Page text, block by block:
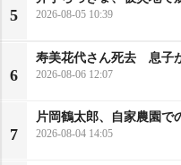
5 2026-08-05 10:39
6
寿美花代さん死去 息子
2026-08-06 12:07
7
片岡鶴太郎、自家農園で
2026-08-04 14:05